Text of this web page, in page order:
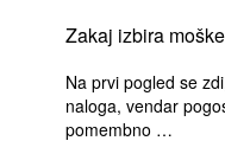
Zakaj izbira
Na prvi pogled se
naloga, vendar
pomembno …